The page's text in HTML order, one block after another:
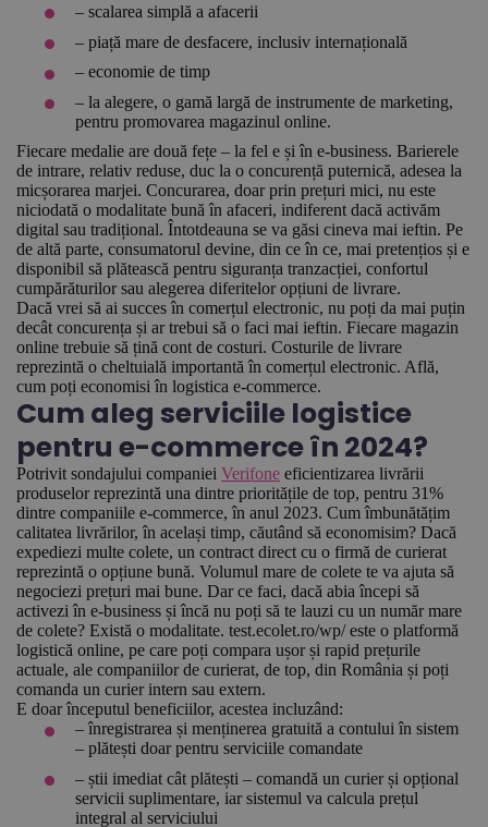
– scalarea simplă a afacerii
– piață mare de desfacere, inclusiv internațională
– economie de timp
– la alegere, o gamă largă de instrumente de marketing,
pentru promovarea magazinul online.
Fiecare medalie are două fețe – la fel e și în e-business. Barierele
de intrare, relativ reduse, duc la o concurență puternică, adesea la
micșorarea marjei. Concurarea, doar prin prețuri mici, nu este
niciodată o modalitate bună în afaceri, indiferent dacă activăm
digital sau tradițional. Întotdeauna se va găsi cineva mai ieftin. Pe
de altă parte, consumatorul devine, din ce în ce, mai pretențios și e
disponibil să plătească pentru siguranța tranzacției, confortul
cumpărăturilor sau alegerea diferitelor opțiuni de livrare.
Dacă vrei să ai succes în comerțul electronic, nu poți da mai puțin
decât concurența și ar trebui să o faci mai ieftin. Fiecare magazin
online trebuie să țină cont de costuri. Costurile de livrare
reprezintă o cheltuială importantă în comerțul electronic. Află,
cum poți economisi în logistica e-commerce.
Cum aleg serviciile logistice
pentru e-commerce în 2024?
Potrivit sondajului companiei Verifone eficientizarea livrării
produselor reprezintă una dintre prioritățile de top, pentru 31%
dintre companiile e-commerce, în anul 2023. Cum îmbunătățim
calitatea livrărilor, în același timp, căutând să economisim? Dacă
expediezi multe colete, un contract direct cu o firmă de curierat
reprezintă o opțiune bună. Volumul mare de colete te va ajuta să
negociezi prețuri mai bune. Dar ce faci, dacă abia începi să
activezi în e-business și încă nu poți să te lauzi cu un număr mare
de colete? Există o modalitate. test.ecolet.ro/wp/ este o platformă
logistică online, pe care poți compara ușor și rapid prețurile
actuale, ale companiilor de curierat, de top, din România și poți
comanda un curier intern sau extern.
E doar începutul beneficiilor, acestea incluzând:
– înregistrarea și menținerea gratuită a contului în sistem
– plătești doar pentru serviciile comandate
– știi imediat cât plătești – comandă un curier și opțional
servicii suplimentare, iar sistemul va calcula prețul
integral al serviciului